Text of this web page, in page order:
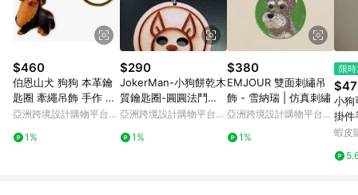
$460
伯恩山犬 狗狗 本革鑰
匙圈 牽繩吊飾 手作 日
本製造 VANCA
亞洲跨境設計購物平台
1%
$290
JokerMan-小狗餅乾木
質鑰匙圈-圓圓法鬥
【可客製】
亞洲跨境設計購物平台
1%
$380
EMJOUR 雙面刺繡吊
飾 - 雪納瑞 | 仿真刺繡
亞洲跨境設計購物平台
1%
限
$47
小狗
掛件
掛飾
蝦皮